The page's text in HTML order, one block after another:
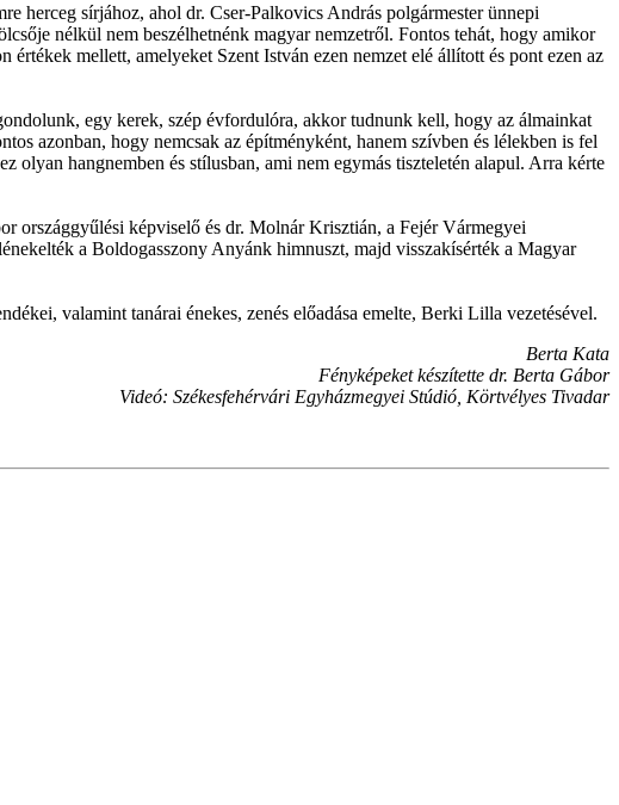
herceg sírjához, ahol dr. Cser-Palkovics András polgármester ünnepi
nélkül nem beszélhetnénk magyar nemzetről. Fontos tehát, hogy amikor
mellett, amelyeket Szent István ezen nemzet elé állított és pont ezen az
egy kerek, szép évfordulóra, akkor tudnunk kell, hogy az álmainkat
azonban, hogy nemcsak az építményként, hanem szívben és lélekben is fel
olyan hangnemben és stílusban, ami nem egymás tiszteletén alapul. Arra kérte
országgyűlési képviselő és dr. Molnár Krisztián, a Fejér Vármegyei
a Boldogasszony Anyánk himnuszt, majd visszakísérték a Magyar
valamint tanárai énekes, zenés előadása emelte, Berki Lilla vezetésével.
Berta Kata
Fényképeket készítette dr. Berta Gábor
Videó: Székesfehérvári Egyházmegyei Stúdió, Körtvélyes Tivadar